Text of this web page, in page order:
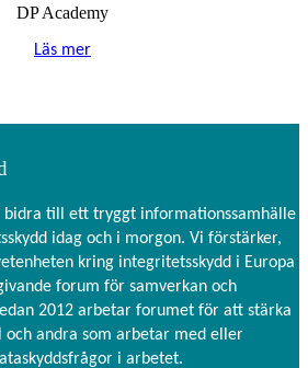
DP Academy
Läs mer
bidra till ett tryggt informationssamhälle
idag och i morgon. Vi förstärker,
kring integritetsskydd i Europa
forum för samverkan och
2012 arbetar forumet för att stärka
och andra som arbetar med eller
i arbetet.